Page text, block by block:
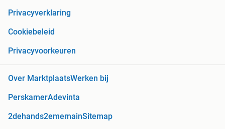
Privacyverklaring
Cookiebeleid
Privacyvoorkeuren
Over MarktplaatsWerken bij
PerskamerAdevinta
2dehands2ememainSitemap